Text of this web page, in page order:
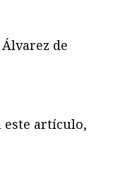
de
este artículo,